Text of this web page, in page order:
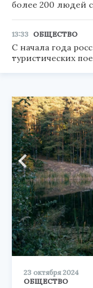
более 200 людей
13:33 ОБЩЕСТВО
С начала года
туристических
23 октября 2024
ОБЩЕСТВО